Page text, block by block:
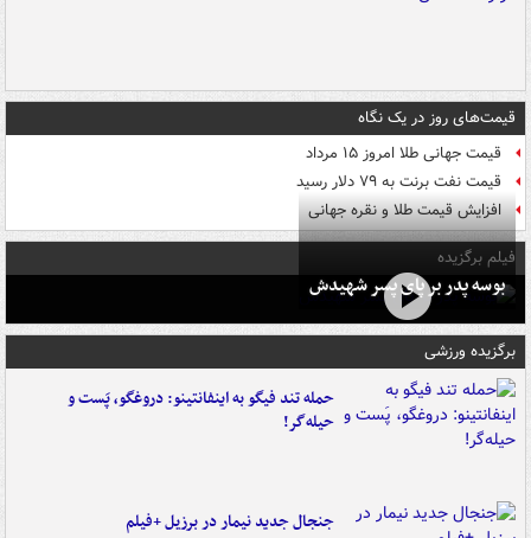
قیمت‌های روز در یک نگاه
قیمت جهانی طلا امروز ۱۵ مرداد
قیمت نفت برنت به ۷۹ دلار رسید
افزایش قیمت طلا و نقره جهانی
فیلم برگزیده
بوسه‌ پدر بر پای پسر شهیدش
برگزیده ورزشی
حمله تند فیگو به اینفانتینو: دروغگو، پَست‌ و
حیله‌گر!
جنجال جدید نیمار در برزیل +فیلم